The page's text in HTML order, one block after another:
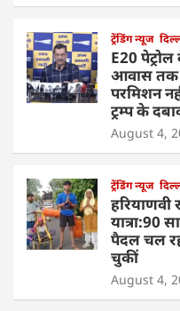
ट्रेंडिंग न्यूज
E20
आवास तक
परमिशन
ट्रम्प के
August 4,
ट्रेंडिंग न्यूज
हरियाणवी
यात्रा:90
पैदल चल
चुकीं
August 4,